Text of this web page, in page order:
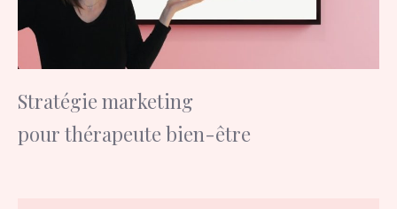
Stratégie marketing
pour thérapeute bien-être